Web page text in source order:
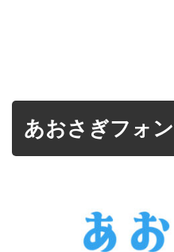
あおさぎフォ